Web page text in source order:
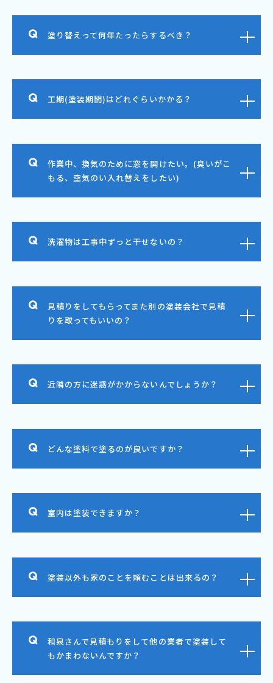
塗り替えって何年たったらするべき？
工期(塗装期間)はどれぐらいかかる？
作業中、換気のために窓を開けたい。(臭いがこ
もる、空気のい入れ替えをしたい)
洗濯物は工事中ずっと干せないの？
見積りをしてもらってまた別の塗装会社で見積
りを取ってもいいの？
近隣の方に迷惑がかからないんでしょうか？
どんな塗料で塗るのが良いですか？
室内は塗装できますか？
塗装以外も家のことを頼むことは出来るの？
和泉さんで見積もりをして他の業者で塗装して
もかまわないんですか？